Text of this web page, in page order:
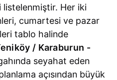
listelenmiştir. Her iki
cumartesi ve pazar
tablo halinde
/ Karaburun -
seyahat eden
açısından büyük